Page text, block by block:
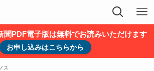
聞PDF電子版は無料でお読みいただけます
お申し込みはこちらから
ス